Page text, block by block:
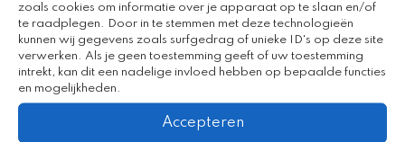
zoals cookies om informatie over je apparaat op te slaan en/of
te raadplegen. Door in te stemmen met deze technologieën
kunnen wij gegevens zoals surfgedrag of unieke ID's op deze site
verwerken. Als je geen toestemming geeft of uw toestemming
intrekt, kan dit een nadelige invloed hebben op bepaalde functies
en mogelijkheden.
Accepteren
Creativiteit en taalplezier tijdens Spijker en
Spelweek Beijum
Voorkom de zomerdip met het
vakantieaanbod
Venieuwde app Bereslim